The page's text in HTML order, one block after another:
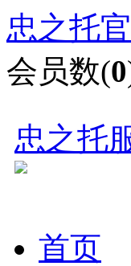
忠之托
会员数(0
忠之托
首页